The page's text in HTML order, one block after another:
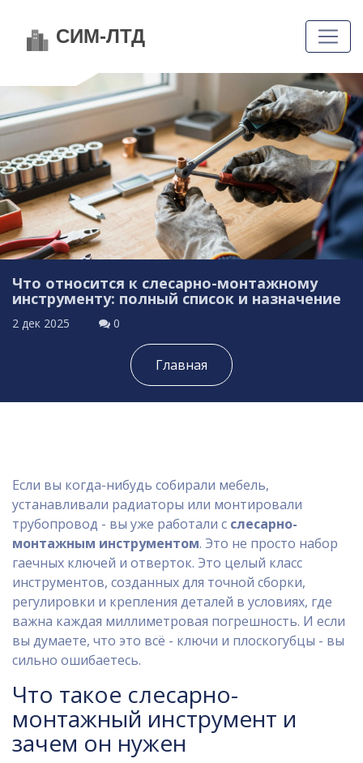
Что относится к слесарно-монтажному
инструменту: полный список и назначение
2 дек 2025 0
Главная
Если вы когда-нибудь собирали мебель,
устанавливали радиаторы или монтировали
трубопровод - вы уже работали с слесарно-
монтажным инструментом. Это не просто набор
гаечных ключей и отверток. Это целый класс
инструментов, созданных для точной сборки,
регулировки и крепления деталей в условиях, где
важна каждая миллиметровая погрешность. И если
вы думаете, что это всё - ключи и плоскогубцы - вы
сильно ошибаетесь.
Что такое слесарно-
монтажный инструмент и
зачем он нужен